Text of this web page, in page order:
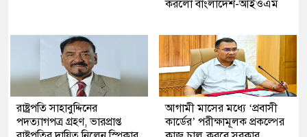
করলো বাংলাদেশ-আইওএম
রাষ্ট্রপতি সাহাবুদ্দিনের
পদত্যাগপত্র গ্রহণ, ভারপ্রাপ্ত
আগামী মাসের মধ্যে ‘প্রবাসী
কার্ডের’ পরীক্ষামূলক প্রকল্পের